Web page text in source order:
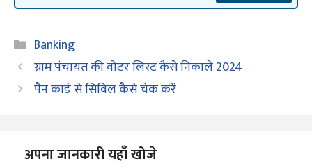
Categories
Banking
ग्राम पंचायत की वोटर लिस्ट कैसे निकाले 2024
पैन कार्ड से सिविल कैसे चेक करें
अपना जानकारी यहाँ खोजे